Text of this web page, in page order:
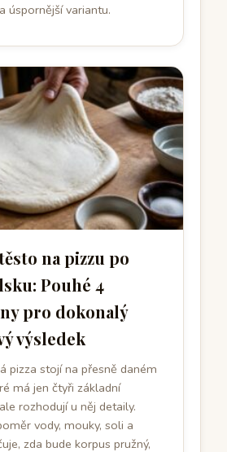
úspornější variantu.
na pizzu po
Pouhé 4
pro dokonalý
výsledek
pizza stojí na přesně daném
má jen čtyři základní
rozhodují u něj detaily.
vody, mouky, soli a
zda bude korpus pružný,